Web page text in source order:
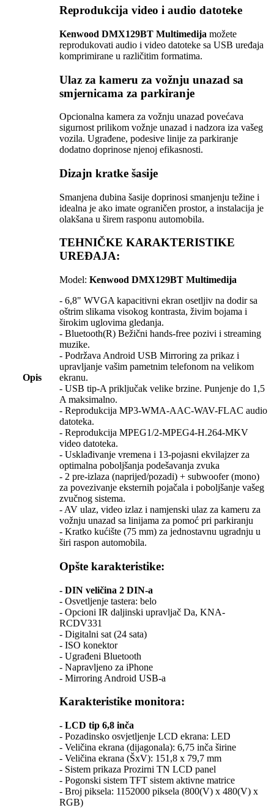
Opis
Reprodukcija video i audio datoteke
Kenwood DMX129BT Multimedija možete
reprodukovati audio i video datoteke sa USB uređaja
komprimirane u različitim formatima.
Ulaz za kameru za vožnju unazad sa
smjernicama za parkiranje
Opcionalna kamera za vožnju unazad povećava
sigurnost prilikom vožnje unazad i nadzora iza vašeg
vozila. Ugrađene, podesive linije za parkiranje
dodatno doprinose njenoj efikasnosti.
Dizajn kratke šasije
Smanjena dubina šasije doprinosi smanjenju težine i
idealna je ako imate ograničen prostor, a instalacija je
olakšana u širem rasponu automobila.
TEHNIČKE KARAKTERISTIKE
UREĐAJA:
Model: Kenwood DMX129BT Multimedija
- 6,8" WVGA kapacitivni ekran osetljiv na dodir sa
oštrim slikama visokog kontrasta, živim bojama i
širokim uglovima gledanja.
- Bluetooth(R) Bežični hands-free pozivi i streaming
muzike.
- Podržava Android USB Mirroring za prikaz i
upravljanje vašim pametnim telefonom na velikom
ekranu.
- USB tip-A priključak velike brzine. Punjenje do 1,5
A maksimalno.
- Reprodukcija MP3-WMA-AAC-WAV-FLAC audio
datoteka.
- Reprodukcija MPEG1/2-MPEG4-H.264-MKV
video datoteka.
- Usklađivanje vremena i 13-pojasni ekvilajzer za
optimalna poboljšanja podešavanja zvuka
- 2 pre-izlaza (naprijed/pozadi) + subwoofer (mono)
za povezivanje eksternih pojačala i poboljšanje vašeg
zvučnog sistema.
- AV ulaz, video izlaz i namjenski ulaz za kameru za
vožnju unazad sa linijama za pomoć pri parkiranju
- Kratko kućište (75 mm) za jednostavnu ugradnju u
širi raspon automobila.
Opšte karakteristike:
- DIN veličina 2 DIN-a
- Osvetljenje tastera: belo
- Opcioni IR daljinski upravljač Da, KNA-
RCDV331
- Digitalni sat (24 sata)
- ISO konektor
- Ugrađeni Bluetooth
- Napravljeno za iPhone
- Mirroring Android USB-a
Karakteristike monitora:
- LCD tip 6,8 inča
- Pozadinsko osvjetljenje LCD ekrana: LED
- Veličina ekrana (dijagonala): 6,75 inča širine
- Veličina ekrana (ŠxV): 151,8 x 79,7 mm
- Sistem prikaza Prozirni TN LCD panel
- Pogonski sistem TFT sistem aktivne matrice
- Broj piksela: 1152000 piksela (800(V) x 480(V) x
RGB)